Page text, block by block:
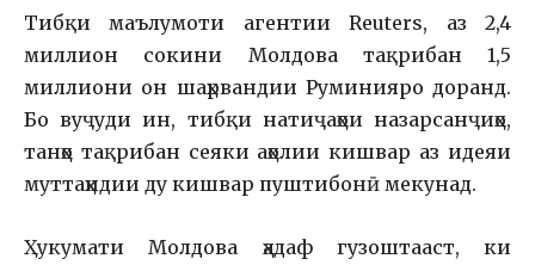
Тибқи маълумоти агентии Reuters, аз 2,4
миллион сокини Молдова тақрибан 1,5
миллиони он шаҳрвандии Руминияро доранд.
Бо вуҷуди ин, тибқи натиҷаҳои назарсанҷиҳо,
танҳо тақрибан сеяки аҳолии кишвар аз идеяи
муттаҳидии ду кишвар пуштибонӣ мекунад.
Ҳукумати Молдова ҳадаф гузоштааст, ки